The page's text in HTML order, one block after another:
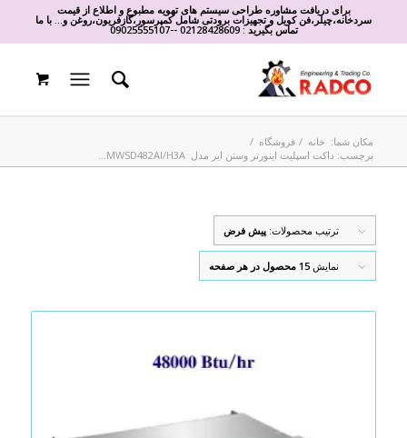
برای دریافت مشاوره طراحی سیستم های تهویه مطبوع و اطلاع از قیمت
سردخانه،چیلر،فن کویل و تجهیزات برودتی شامل کمپرسور،گازفریون،روغن و... با ما
تماس بگیرید :02128428609
-
-
09025555107
مکان شما: خانه / فروشگاه /
برچسب: داکت اسپلیت اینورتر وستن ایر مدل MWSD482AI/H3A...
ترتیب محصولات: پیش فرض
نمایش 15 محصول در هر صفحه